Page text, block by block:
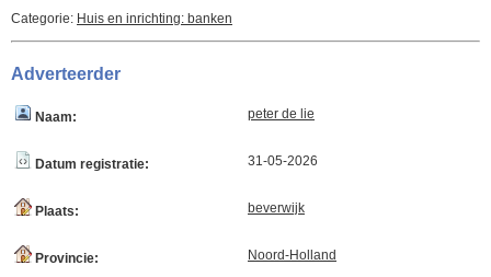
Categorie: Huis en inrichting: banken
Adverteerder
Naam: peter de lie
Datum registratie: 31-05-2026
Plaats: beverwijk
Provincie: Noord-Holland